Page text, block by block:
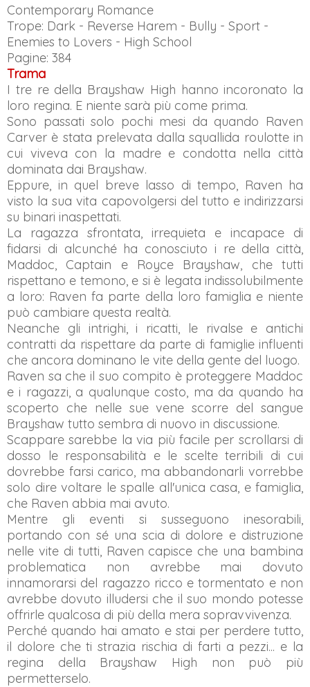
Contemporary Romance
Trope: Dark - Reverse Harem - Bully - Sport -
Enemies to Lovers - High School
Pagine: 384
Trama
I tre re della Brayshaw High hanno incoronato la
loro regina. E niente sarà più come prima.
Sono passati solo pochi mesi da quando Raven
Carver è stata prelevata dalla squallida roulotte in
cui viveva con la madre e condotta nella città
dominata dai Brayshaw.
Eppure, in quel breve lasso di tempo, Raven ha
visto la sua vita capovolgersi del tutto e indirizzarsi
su binari inaspettati.
La ragazza sfrontata, irrequieta e incapace di
fidarsi di alcunché ha conosciuto i re della città,
Maddoc, Captain e Royce Brayshaw, che tutti
rispettano e temono, e si è legata indissolubilmente
a loro: Raven fa parte della loro famiglia e niente
può cambiare questa realtà.
Neanche gli intrighi, i ricatti, le rivalse e antichi
contratti da rispettare da parte di famiglie influenti
che ancora dominano le vite della gente del luogo.
Raven sa che il suo compito è proteggere Maddoc
e i ragazzi, a qualunque costo, ma da quando ha
scoperto che nelle sue vene scorre del sangue
Brayshaw tutto sembra di nuovo in discussione.
Scappare sarebbe la via più facile per scrollarsi di
dosso le responsabilità e le scelte terribili di cui
dovrebbe farsi carico, ma abbandonarli vorrebbe
solo dire voltare le spalle all'unica casa, e famiglia,
che Raven abbia mai avuto.
Mentre gli eventi si susseguono inesorabili,
portando con sé una scia di dolore e distruzione
nelle vite di tutti, Raven capisce che una bambina
problematica non avrebbe mai dovuto
innamorarsi del ragazzo ricco e tormentato e non
avrebbe dovuto illudersi che il suo mondo potesse
offrirle qualcosa di più della mera sopravvivenza.
Perché quando hai amato e stai per perdere tutto,
il dolore che ti strazia rischia di farti a pezzi... e la
regina della Brayshaw High non può più
permetterselo.